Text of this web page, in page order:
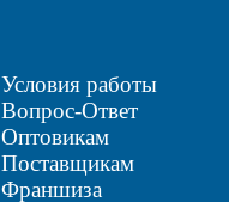
Условия работы
Вопрос-Ответ
Оптовикам
Поставщикам
Франшиза